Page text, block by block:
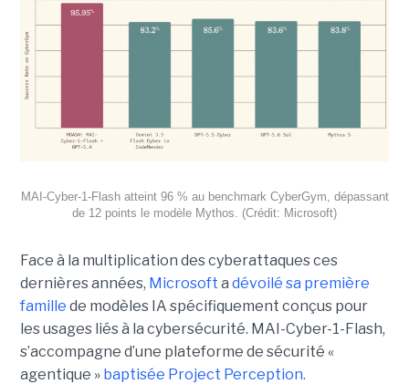
MAI-Cyber-1-Flash atteint 96 % au benchmark CyberGym, dépassant
de 12 points le modèle Mythos. (Crédit: Microsoft)
Face à la multiplication des cyberattaques ces
dernières années, Microsoft a dévoilé sa première
famille de modèles IA spécifiquement conçus pour
les usages liés à la cybersécurité. MAI-Cyber-1-Flash,
s’accompagne d’une plateforme de sécurité «
agentique » baptisée Project Perception.